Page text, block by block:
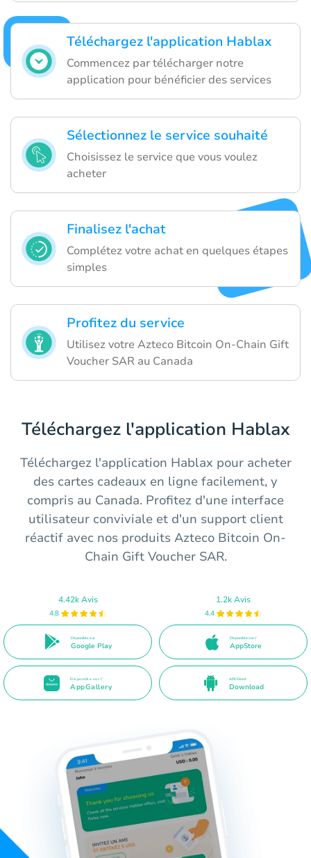
Téléchargez l'application Hablax
Commencez par télécharger notre
application pour bénéficier des services
Sélectionnez le service souhaité
Choisissez le service que vous voulez
acheter
Finalisez l'achat
Complétez votre achat en quelques étapes
simples
Profitez du service
Utilisez votre Azteco Bitcoin On-Chain Gift
Voucher SAR au Canada
Téléchargez l'application Hablax
Téléchargez l'application Hablax pour acheter
des cartes cadeaux en ligne facilement, y
compris au Canada. Profitez d'une interface
utilisateur conviviale et d'un support client
réactif avec nos produits Azteco Bitcoin On-
Chain Gift Voucher SAR.
4.42k Avis
4.8
Disponible sur
Google Play
1.2k Avis
4.4
Disponible sur l'
AppStore
Disponible sur l'
AppGallery
APK Direct
Download